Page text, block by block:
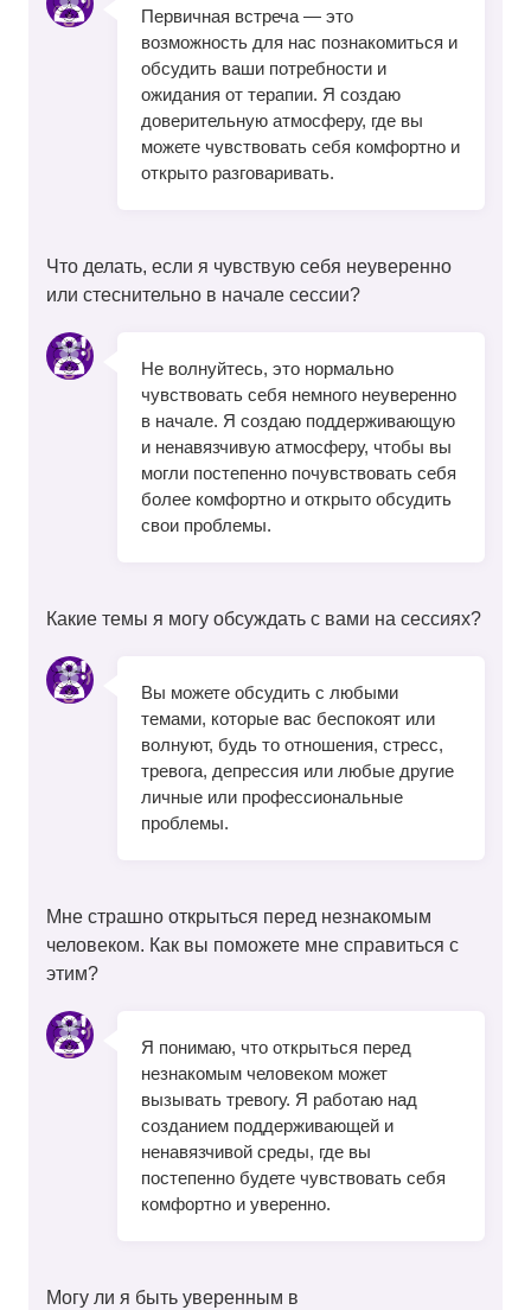
Первичная встреча — это
возможность для нас познакомиться и
обсудить ваши потребности и
ожидания от терапии. Я создаю
доверительную атмосферу, где вы
можете чувствовать себя комфортно и
открыто разговаривать.
Что делать, если я чувствую себя неуверенно
или стеснительно в начале сессии?
Не волнуйтесь, это нормально
чувствовать себя немного неуверенно
в начале. Я создаю поддерживающую
и ненавязчивую атмосферу, чтобы вы
могли постепенно почувствовать себя
более комфортно и открыто обсудить
свои проблемы.
Какие темы я могу обсуждать с вами на сессиях?
Вы можете обсудить с любыми
темами, которые вас беспокоят или
волнуют, будь то отношения, стресс,
тревога, депрессия или любые другие
личные или профессиональные
проблемы.
Мне страшно открыться перед незнакомым
человеком. Как вы поможете мне справиться с
этим?
Я понимаю, что открыться перед
незнакомым человеком может
вызывать тревогу. Я работаю над
созданием поддерживающей и
ненавязчивой среды, где вы
постепенно будете чувствовать себя
комфортно и уверенно.
Могу ли я быть уверенным в